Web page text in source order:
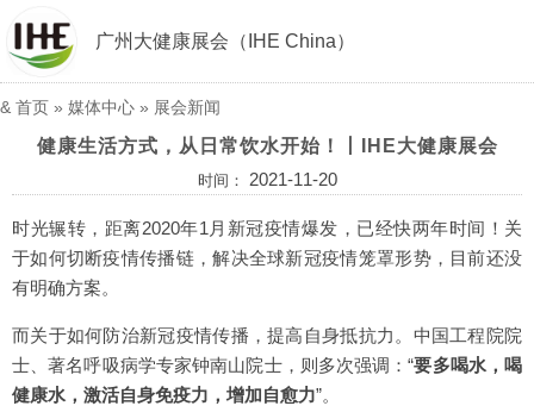
广州大健康展会（IHE China）
& 首页 » 媒体中心 » 展会新闻
健康生活方式，从日常饮水开始！丨IHE大健康展会
时间： 2021-11-20
时光辗转，距离2020年1月新冠疫情爆发，已经快两年时间！关
于如何切断疫情传播链，解决全球新冠疫情笼罩形势，目前还没
有明确方案。
而关于如何防治新冠疫情传播，提高自身抵抗力。中国工程院院
士、著名呼吸病学专家钟南山院士，则多次强调：“要多喝水，喝
健康水，激活自身免疫力，增加自愈力”。